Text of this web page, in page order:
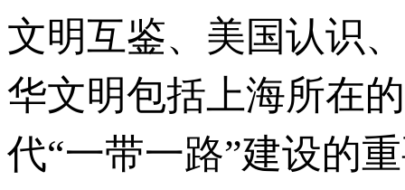
文明互鉴、美国认识
华文明包括上海所在
代“一带一路”建设的